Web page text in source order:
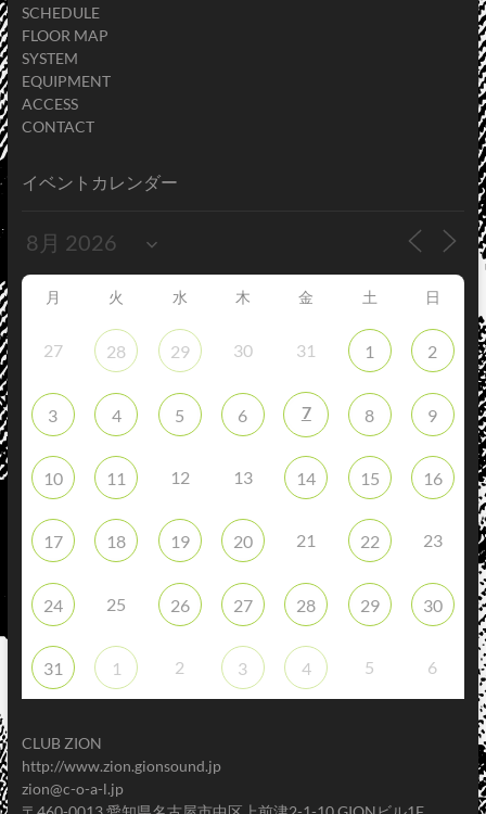
SCHEDULE
FLOOR MAP
SYSTEM
EQUIPMENT
ACCESS
CONTACT
イベントカレンダー
月 火 水 木 金 土 日
27 28 29 30 31 1 2
3 4 5 6 7 8 9
10 11 12 13 14 15 16
17 18 19 20 21 22 23
24 25 26 27 28 29 30
31 1 2 3 4 5 6
CLUB ZION
http://www.zion.gionsound.jp
zion@c-o-a-l.jp